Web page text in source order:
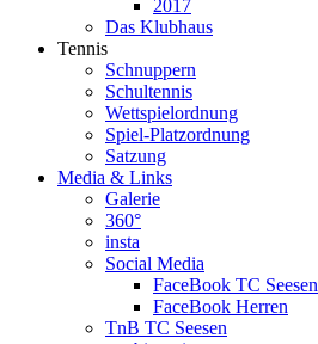
2017
Das Klubhaus
Tennis
Schnuppern
Schultennis
Wettspielordnung
Spiel-Platzordnung
Satzung
Media & Links
Galerie
360°
insta
Social Media
FaceBook TC Seesen
FaceBook Herren
TnB TC Seesen